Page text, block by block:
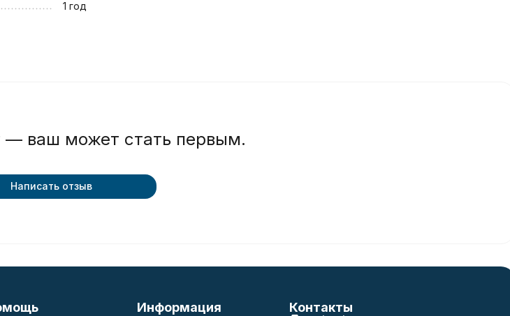
1 год
— ваш может стать первым.
Написать отзыв
Информация Контакты